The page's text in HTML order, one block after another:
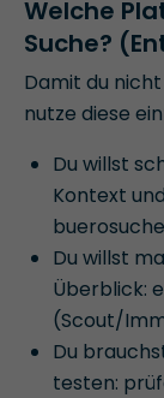
Welche
Suche?
Damit du
nutze diese
Du willst
Kontext
Du willst
Überblick:
(Scout/
Du
testen: